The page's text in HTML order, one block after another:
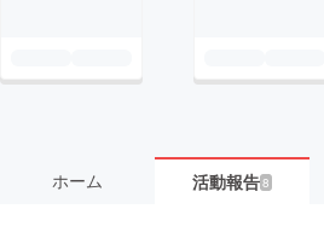
ホーム 活動報告8